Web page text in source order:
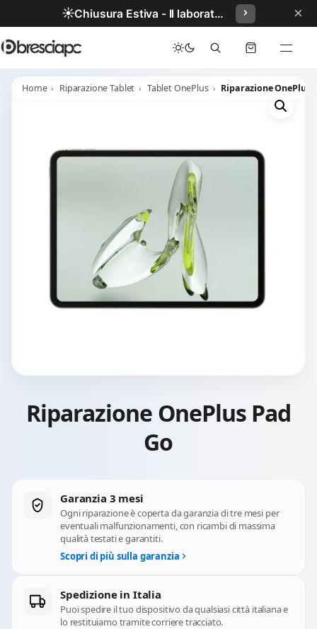
☀️ Chiusura Estiva - Il laboratorio resterà chiuso per ferie dal 29/06/2026 al 05/07/2026 compresi. ×
Home Riparazione Tablet Tablet OnePlus Riparazione OnePlus
Riparazione OnePlus Pad
Go
Garanzia 3 mesi
Ogni riparazione è coperta da garanzia di tre mesi per
eventuali malfunzionamenti, con ricambi di massima
qualità testati e garantiti.
Scopri di più sulla garanzia
Spedizione in Italia
Puoi spedire il tuo dispositivo da qualsiasi città italiana e
lo restituiamo tramite corriere tracciato.